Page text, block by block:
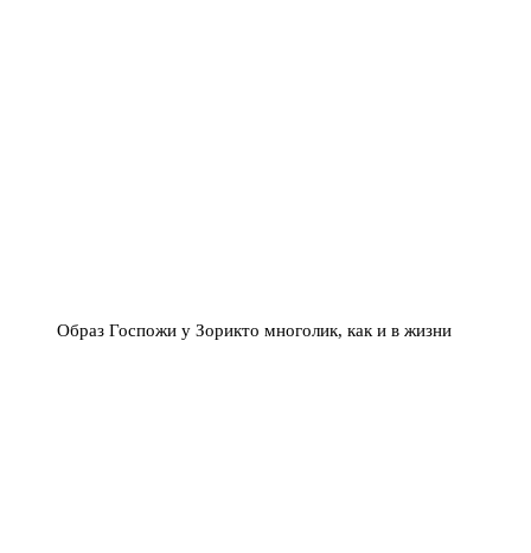
Образ Госпожи у Зорикто многолик, как и в жизни